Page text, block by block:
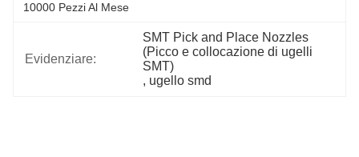
10000 Pezzi Al Mese
Evidenziare:
SMT Pick and Place Nozzles
(Picco e collocazione di ugelli
SMT)
, ugello smd